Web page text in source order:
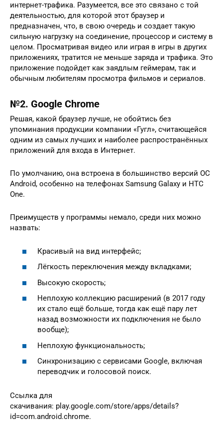
интернет-трафика. Разумеется, все это связано с той
деятельностью, для которой этот браузер и
предназначен, что, в свою очередь и создает такую
сильную нагрузку на соединение, процессор и систему в
целом. Просматривая видео или играя в игры в других
приложениях, тратится не меньше заряда и трафика. Это
приложение подойдет как заядлым геймерам, так и
обычным любителям просмотра фильмов и сериалов.
№2. Google Chrome
Решая, какой браузер лучше, не обойтись без
упоминания продукции компании «Гугл», считающейся
одним из самых лучших и наиболее распространённых
приложений для входа в Интернет.
По умолчанию, она встроена в большинство версий OC
Android, особенно на телефонах Samsung Galaxy и HTC
One.
Преимуществ у программы немало, среди них можно
назвать:
Красивый на вид интерфейс;
Лёгкость переключения между вкладками;
Высокую скорость;
Неплохую коллекцию расширений (в 2017 году
их стало ещё больше, тогда как ещё пару лет
назад возможности их подключения не было
вообще);
Неплохую функциональность;
Синхронизацию с сервисами Google, включая
переводчик и голосовой поиск.
Ссылка для
скачивания: play.google.com/store/apps/details?
id=com.android.chrome.